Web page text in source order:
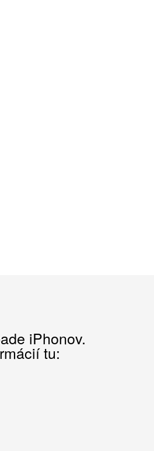
iPhonov.
tu: